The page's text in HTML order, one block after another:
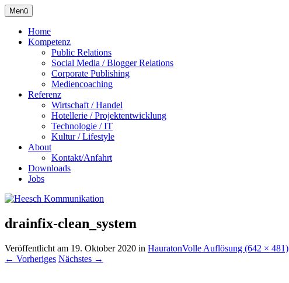
Menü Zum
Inhalt
springen
Home
Kompetenz
Public Relations
Social Media / Blogger Relations
Corporate Publishing
Mediencoaching
Referenz
Wirtschaft / Handel
Hotellerie / Projektentwicklung
Technologie / IT
Kultur / Lifestyle
About
Kontakt/Anfahrt
Downloads
Jobs
drainfix-clean_system
Veröffentlicht am 19. Oktober 2020 in HauratonVolle Auflösung (642 × 481)
← Vorheriges Nächstes →